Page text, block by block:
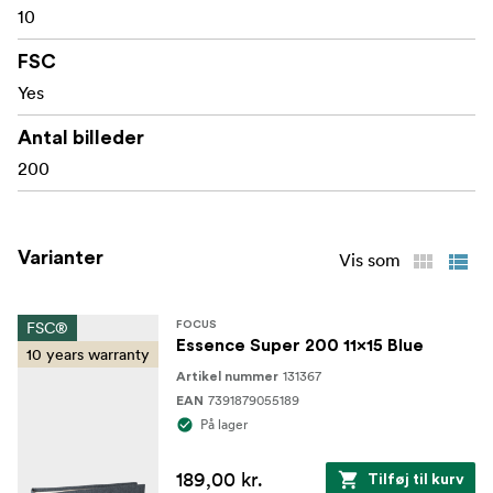
Perfekt til historiefortælling og fotodagbøger, dette
album er designet til at bevare ikke bare billederne, men
også de historier, der følger med dem.
Lavet med FSC®-certificerede materialer, licenskode
10
FSC
Yes
Antal billeder
200
Varianter Vis som
FSC®
10 years warranty
FOCUS
Essence Super 200 11x15 Blue
Artikel nummer 131367
EAN 7391879055189
På lager
189,00 kr. Tilføj til kurv